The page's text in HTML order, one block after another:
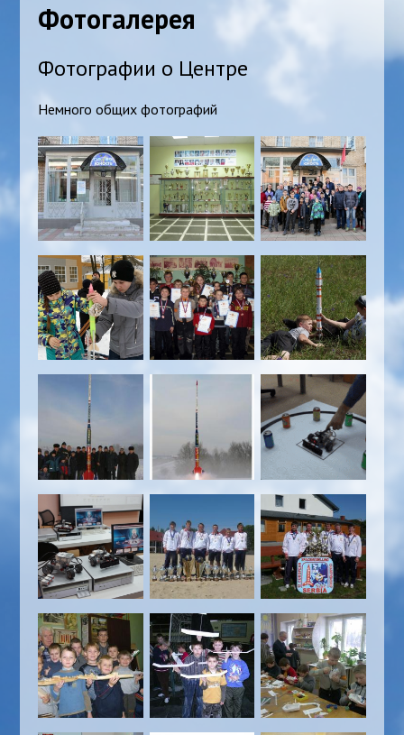
Фотогалерея
Фотографии о Центре
Немного общих фотографий